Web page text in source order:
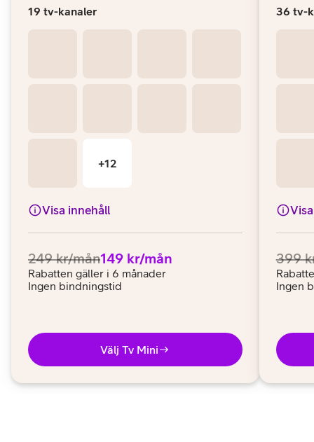
19 tv-kanaler
Visa innehåll
Ordinarie pris:
249 kr/mån.Pris:
149 kr/mån
Rabatten gäller i 6 månader
Ingen bindningstid
Välj Tv Mini
36 tv-
399
Ingen